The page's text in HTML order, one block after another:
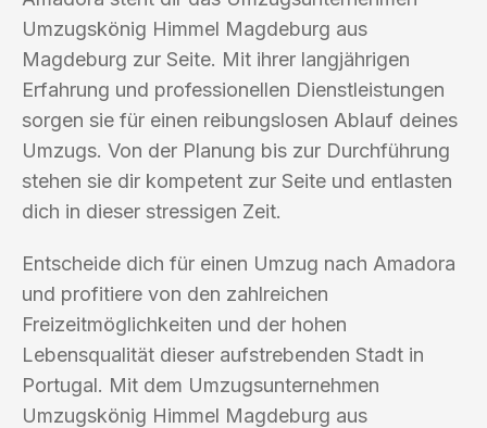
Umzugskönig Himmel Magdeburg aus
Magdeburg zur Seite. Mit ihrer langjährigen
Erfahrung und professionellen Dienstleistungen
sorgen sie für einen reibungslosen Ablauf deines
Umzugs. Von der Planung bis zur Durchführung
stehen sie dir kompetent zur Seite und entlasten
dich in dieser stressigen Zeit.
Entscheide dich für einen Umzug nach Amadora
und profitiere von den zahlreichen
Freizeitmöglichkeiten und der hohen
Lebensqualität dieser aufstrebenden Stadt in
Portugal. Mit dem Umzugsunternehmen
Umzugskönig Himmel Magdeburg aus